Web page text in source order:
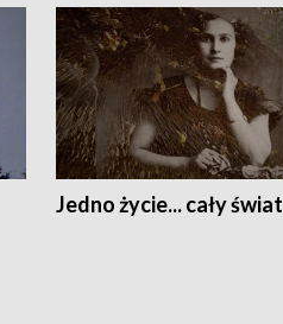
Jedno życie... cały świat